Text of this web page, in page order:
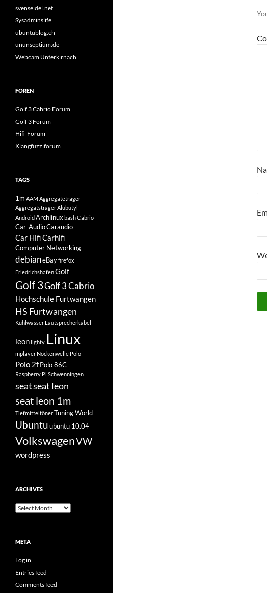
svenseidel.net
Sysadminslife
ubuntublog.ch
ununseptium.de
Webcam Unterkirnach
FOREN
Golf 3 Cabrio Forum
Golf 3 Forum
Hifi-Forum
Klangfuzziforum
TAGS
1m AAMAggregateträger
AggregatsträgerAlubutyl
AndroidArchlinux bashCabrio
Car-AudioCaraudio
Car HifiCarhifi
Computer Networking
debianeBayfirefox
FriedrichshafenGolf
Golf 3Golf 3 Cabrio
Hochschule Furtwangen
HS Furtwangen
Kühlwasser Lautsprecherkabel
leonlighty Linux
mplayer Nockenwelle Polo
Polo 2fPolo 86C
Raspberry Pi Schwenningen
seatseat leon
seat leon 1m
TiefmitteltönerTuning World
Ubuntuubuntu 10.04
VolkswagenVW
wordpress
ARCHIVES
Archives
META
Log in
Entries feed
Comments feed